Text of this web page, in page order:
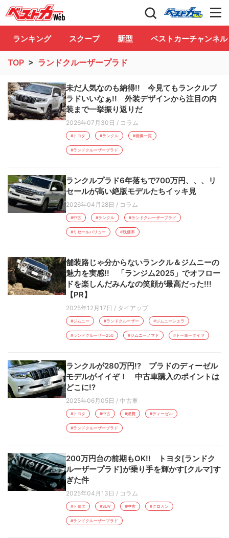
自動車情報誌「ベストカー」 Club
ランキング スクープ 新型 ベストカーチャンネル
TOP > ランドクルーザープラド
未だ人気なのも納得!! 今見てもランクルプ
ラドいいなぁ!! 外装デザインから注目の内
装まで一挙振り返りだ
2026年07月30日 / コラム
#トヨタ #ランクル #画像一覧
#ランドクルーザープラド
ランクルプラド6年落ちで700万円、、、リ
セールが高い絶版モデルたちイッキ見
2026年04月28日 / コラム
#中古 #ランクル #ランドクルーザープラド
#リセールバリュー #残価率
舗装路じゃ分からないランクル＆ジムニーの
魅力を実感!! 「ランジム2025」でオフロー
ドを楽しんだみんなの笑顔が最高だった!!!
【PR】
2025年12月17日 / タイアップ
#ジムニー #ランドクルーザー #ジムニーシエラ
#ランドクルーザー250 #ジムニーノマド #トーヨータイヤ
ランクルが280万円!? プラドのディーゼル
モデルがイイぞ！ 中古車購入のポイントは
どこに!?
2025年06月05日 / 中古車
#トヨタ #中古 #燃費 #ディーゼル
#ランドクルーザープラド
200万円台の前期もOK!! トヨタ[ランドク
ルーザープラド]が乗り手を輝かす[クルマ]す
ぎた件
2025年04月13日 / コラム
#トヨタ #SUV #中古 #クロカン
#ランドクルーザープラド